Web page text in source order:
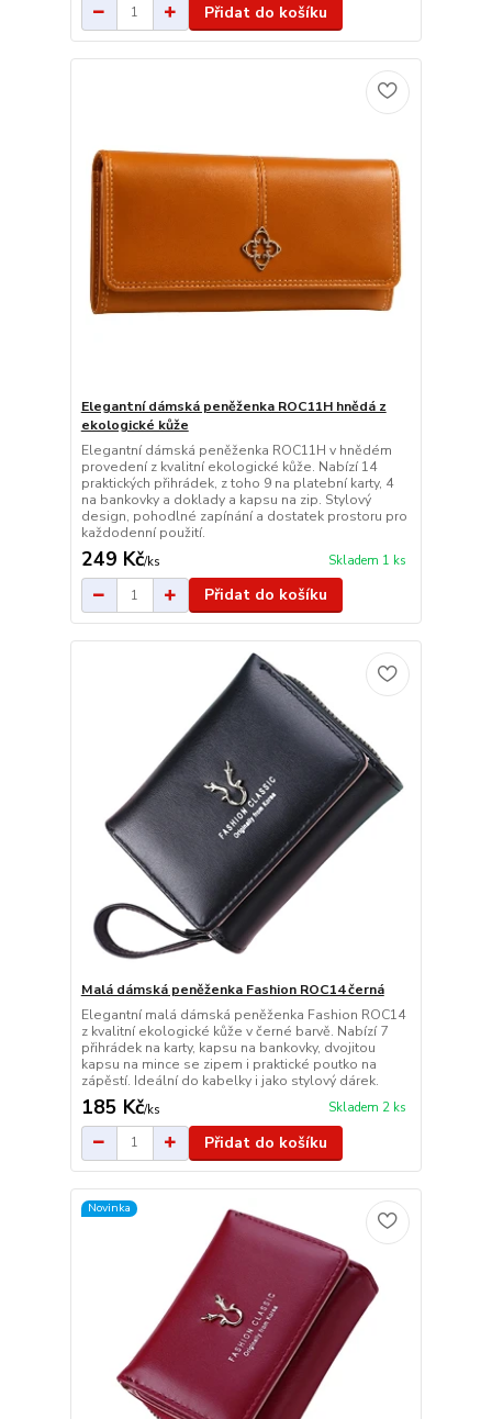
Přidat do košíku
Elegantní dámská peněženka ROC11H hnědá z
ekologické kůže
Elegantní dámská peněženka ROC11H v hnědém
provedení z kvalitní ekologické kůže. Nabízí 14
praktických přihrádek, z toho 9 na platební karty, 4
na bankovky a doklady a kapsu na zip. Stylový
design, pohodlné zapínání a dostatek prostoru pro
každodenní použití.
249 Kč/ks Skladem 1 ks
Přidat do košíku
Malá dámská peněženka Fashion ROC14 černá
Elegantní malá dámská peněženka Fashion ROC14
z kvalitní ekologické kůže v černé barvě. Nabízí 7
přihrádek na karty, kapsu na bankovky, dvojitou
kapsu na mince se zipem i praktické poutko na
zápěstí. Ideální do kabelky i jako stylový dárek.
185 Kč/ks Skladem 2 ks
Přidat do košíku
Novinka